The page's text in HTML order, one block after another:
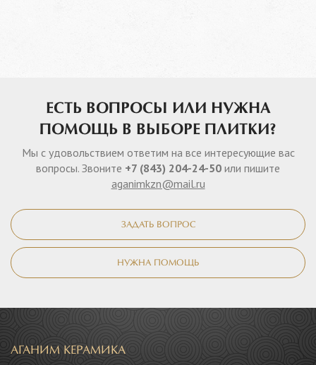
ЕСТЬ ВОПРОСЫ ИЛИ НУЖНА
ПОМОЩЬ В ВЫБОРЕ ПЛИТКИ?
Мы с удовольствием ответим на все интересующие вас
вопросы. Звоните +7 (843) 204-24-50 или пишите
aganimkzn@mail.ru
ЗАДАТЬ ВОПРОС
НУЖНА ПОМОЩЬ
АГАНИМ КЕРАМИКА